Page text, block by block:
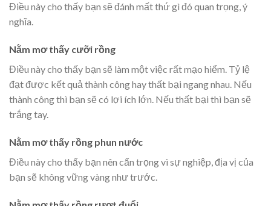
Điều này cho thấy bạn sẽ đánh mất thứ gì đó quan trọng, ý
nghĩa.
Nằm mơ thấy cưỡi rồng
Điều này cho thấy bạn sẽ làm một việc rất mạo hiểm. Tỷ lệ
đạt được kết quả thành công hay thất bại ngang nhau. Nếu
thành công thì bạn sẽ có lợi ích lớn. Nếu thất bại thì bạn sẽ
trắng tay.
Nằm mơ thấy rồng phun nước
Điều này cho thấy bạn nên cẩn trọng vì sự nghiệp, địa vị của
bạn sẽ không vững vàng như trước.